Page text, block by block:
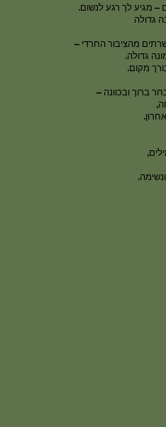
– מגיע לך רגע לנשום.
גדולה
מהציבור החרדי –
גדולה.
מקום.
ברוך ובכוונה –